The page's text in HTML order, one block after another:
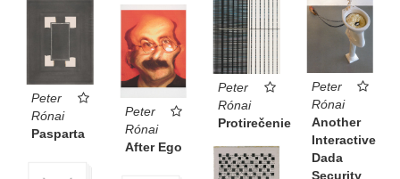
Peter
Rónai
Another
Interactive
Dada
Security
Peter
Rónai
Protirečenie
Peter
Rónai
Pasparta
Peter
Rónai
After Ego